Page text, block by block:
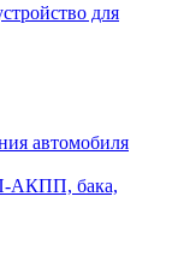
для
автомобиля
АКПП, бака,